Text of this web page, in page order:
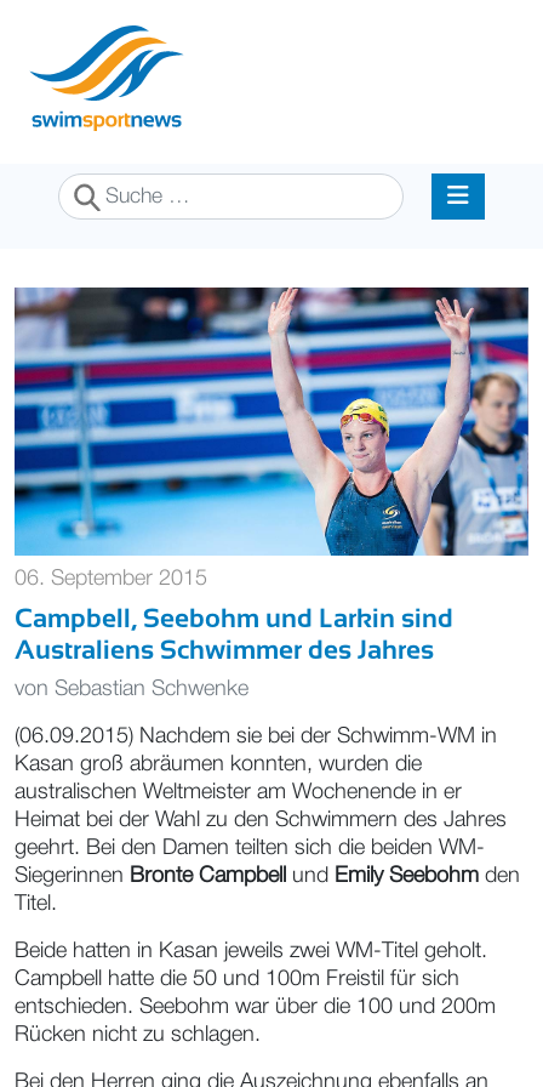
Suchen
06. September 2015
Campbell, Seebohm und Larkin sind
Australiens Schwimmer des Jahres
von Sebastian Schwenke
(06.09.2015) Nachdem sie bei der Schwimm-WM in
Kasan groß abräumen konnten, wurden die
australischen Weltmeister am Wochenende in er
Heimat bei der Wahl zu den Schwimmern des Jahres
geehrt. Bei den Damen teilten sich die beiden WM-
Siegerinnen Bronte Campbell und Emily Seebohm den
Titel.
Beide hatten in Kasan jeweils zwei WM-Titel geholt.
Campbell hatte die 50 und 100m Freistil für sich
entschieden. Seebohm war über die 100 und 200m
Rücken nicht zu schlagen.
Bei den Herren ging die Auszeichnung ebenfalls an